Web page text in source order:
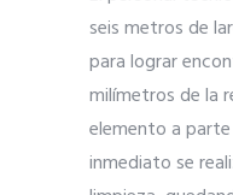
seis metros de
para lograr
milímetros de la
elemento a
inmediato se